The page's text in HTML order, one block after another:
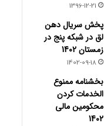
1396-12-21
پخش سریال دهن
لق در شبکه پنج در
زمستان 1402
1402-09-18
بخشنامه ممنوع
الخدمات کردن
محکومین مالی
1402